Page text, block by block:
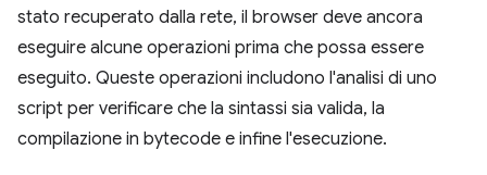
stato recuperato dalla rete, il browser deve ancora
eseguire alcune operazioni prima che possa essere
eseguito. Queste operazioni includono l'analisi di uno
script per verificare che la sintassi sia valida, la
compilazione in bytecode e infine l'esecuzione.